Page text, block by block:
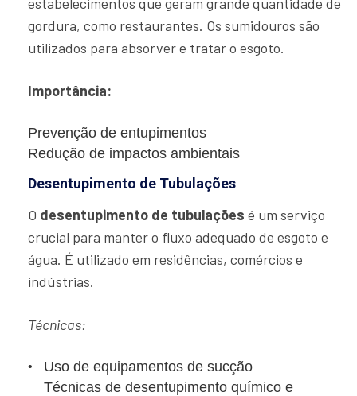
gordura, como restaurantes. Os sumidouros são
utilizados para absorver e tratar o esgoto.
Importância:
Prevenção de entupimentos
Redução de impactos ambientais
Desentupimento de Tubulações
O desentupimento de tubulações é um serviço
crucial para manter o fluxo adequado de esgoto e
água. É utilizado em residências, comércios e
indústrias.
Técnicas:
Uso de equipamentos de sucção
Técnicas de desentupimento químico e